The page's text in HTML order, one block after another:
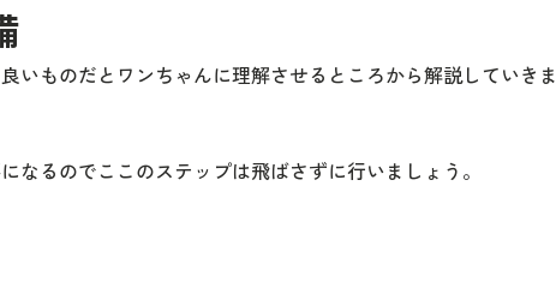
いものだとワンちゃんに理解させるところから解説していきま
るのでここのステップは飛ばさずに行いましょう。